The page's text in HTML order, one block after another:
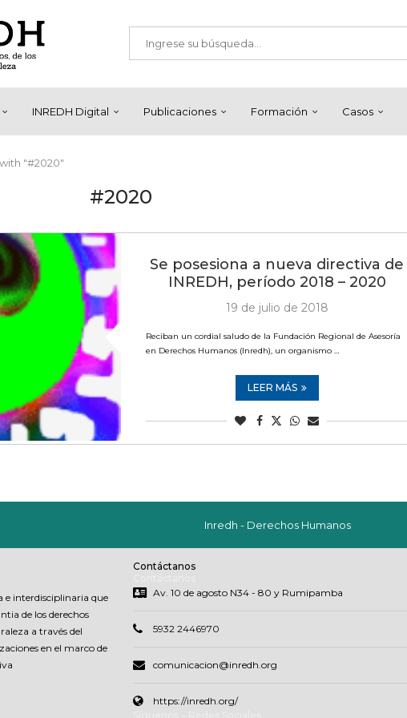
INREDH Digital Publicaciones Formación Casos
"#2020"
#2020
Se posesiona a nueva directiva de
INREDH, período 2018 – 2020
19 de julio de 2018
Reciban un cordial saludo de la Fundación Regional de Asesoría
en Derechos Humanos (Inredh), un organismo …
LEER MÁS
Inredh - Derechos Humanos
e interdisciplinaria que
de los derechos
a través del
en el marco de
Contáctanos
Av. 10 de agosto N34 - 80 y Rumipamba
5932 2446970
comunicacion@inredh.org
https://inredh.org/